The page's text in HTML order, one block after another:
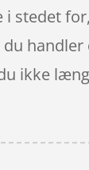
stedet
ikke